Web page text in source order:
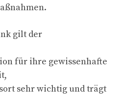
gilt der
für ihre gewissenhafte
sehr wichtig und trägt